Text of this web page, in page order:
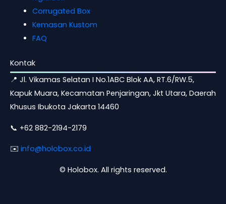
Corrugated Box
Kemasan Kustom
FAQ
Kontak
📍 Jl. Vikamas Selatan I No.1ABC Blok AA, RT.6/RW.5,
Kapuk Muara, Kecamatan Penjaringan, Jkt Utara, Daerah
Khusus Ibukota Jakarta 14460
📞 +62 882-2194-2179
✉️ info@holobox.co.id
© Holobox. All rights reserved.